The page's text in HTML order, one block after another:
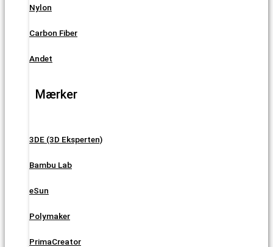
Nylon
Carbon Fiber
Andet
Mærker
3DE (3D Eksperten)
Bambu Lab
eSun
Polymaker
PrimaCreator